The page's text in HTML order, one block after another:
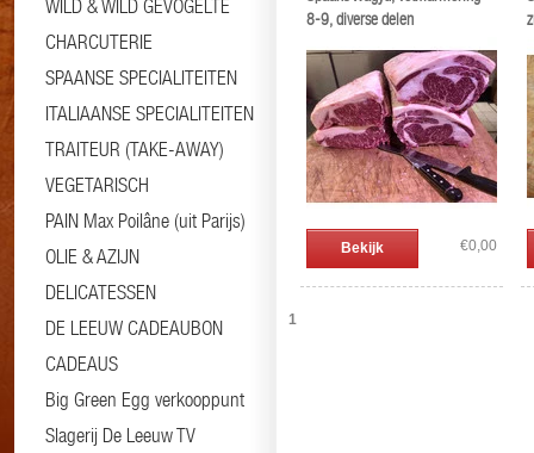
WILD & WILD GEVOGELTE
CHARCUTERIE
SPAANSE SPECIALITEITEN
ITALIAANSE SPECIALITEITEN
TRAITEUR (TAKE-AWAY)
VEGETARISCH
PAIN Max Poilâne (uit Parijs)
OLIE & AZIJN
DELICATESSEN
DE LEEUW CADEAUBON
CADEAUS
Big Green Egg verkooppunt
Slagerij De Leeuw TV
8-9, diverse delen
Bekijk €0,00
1